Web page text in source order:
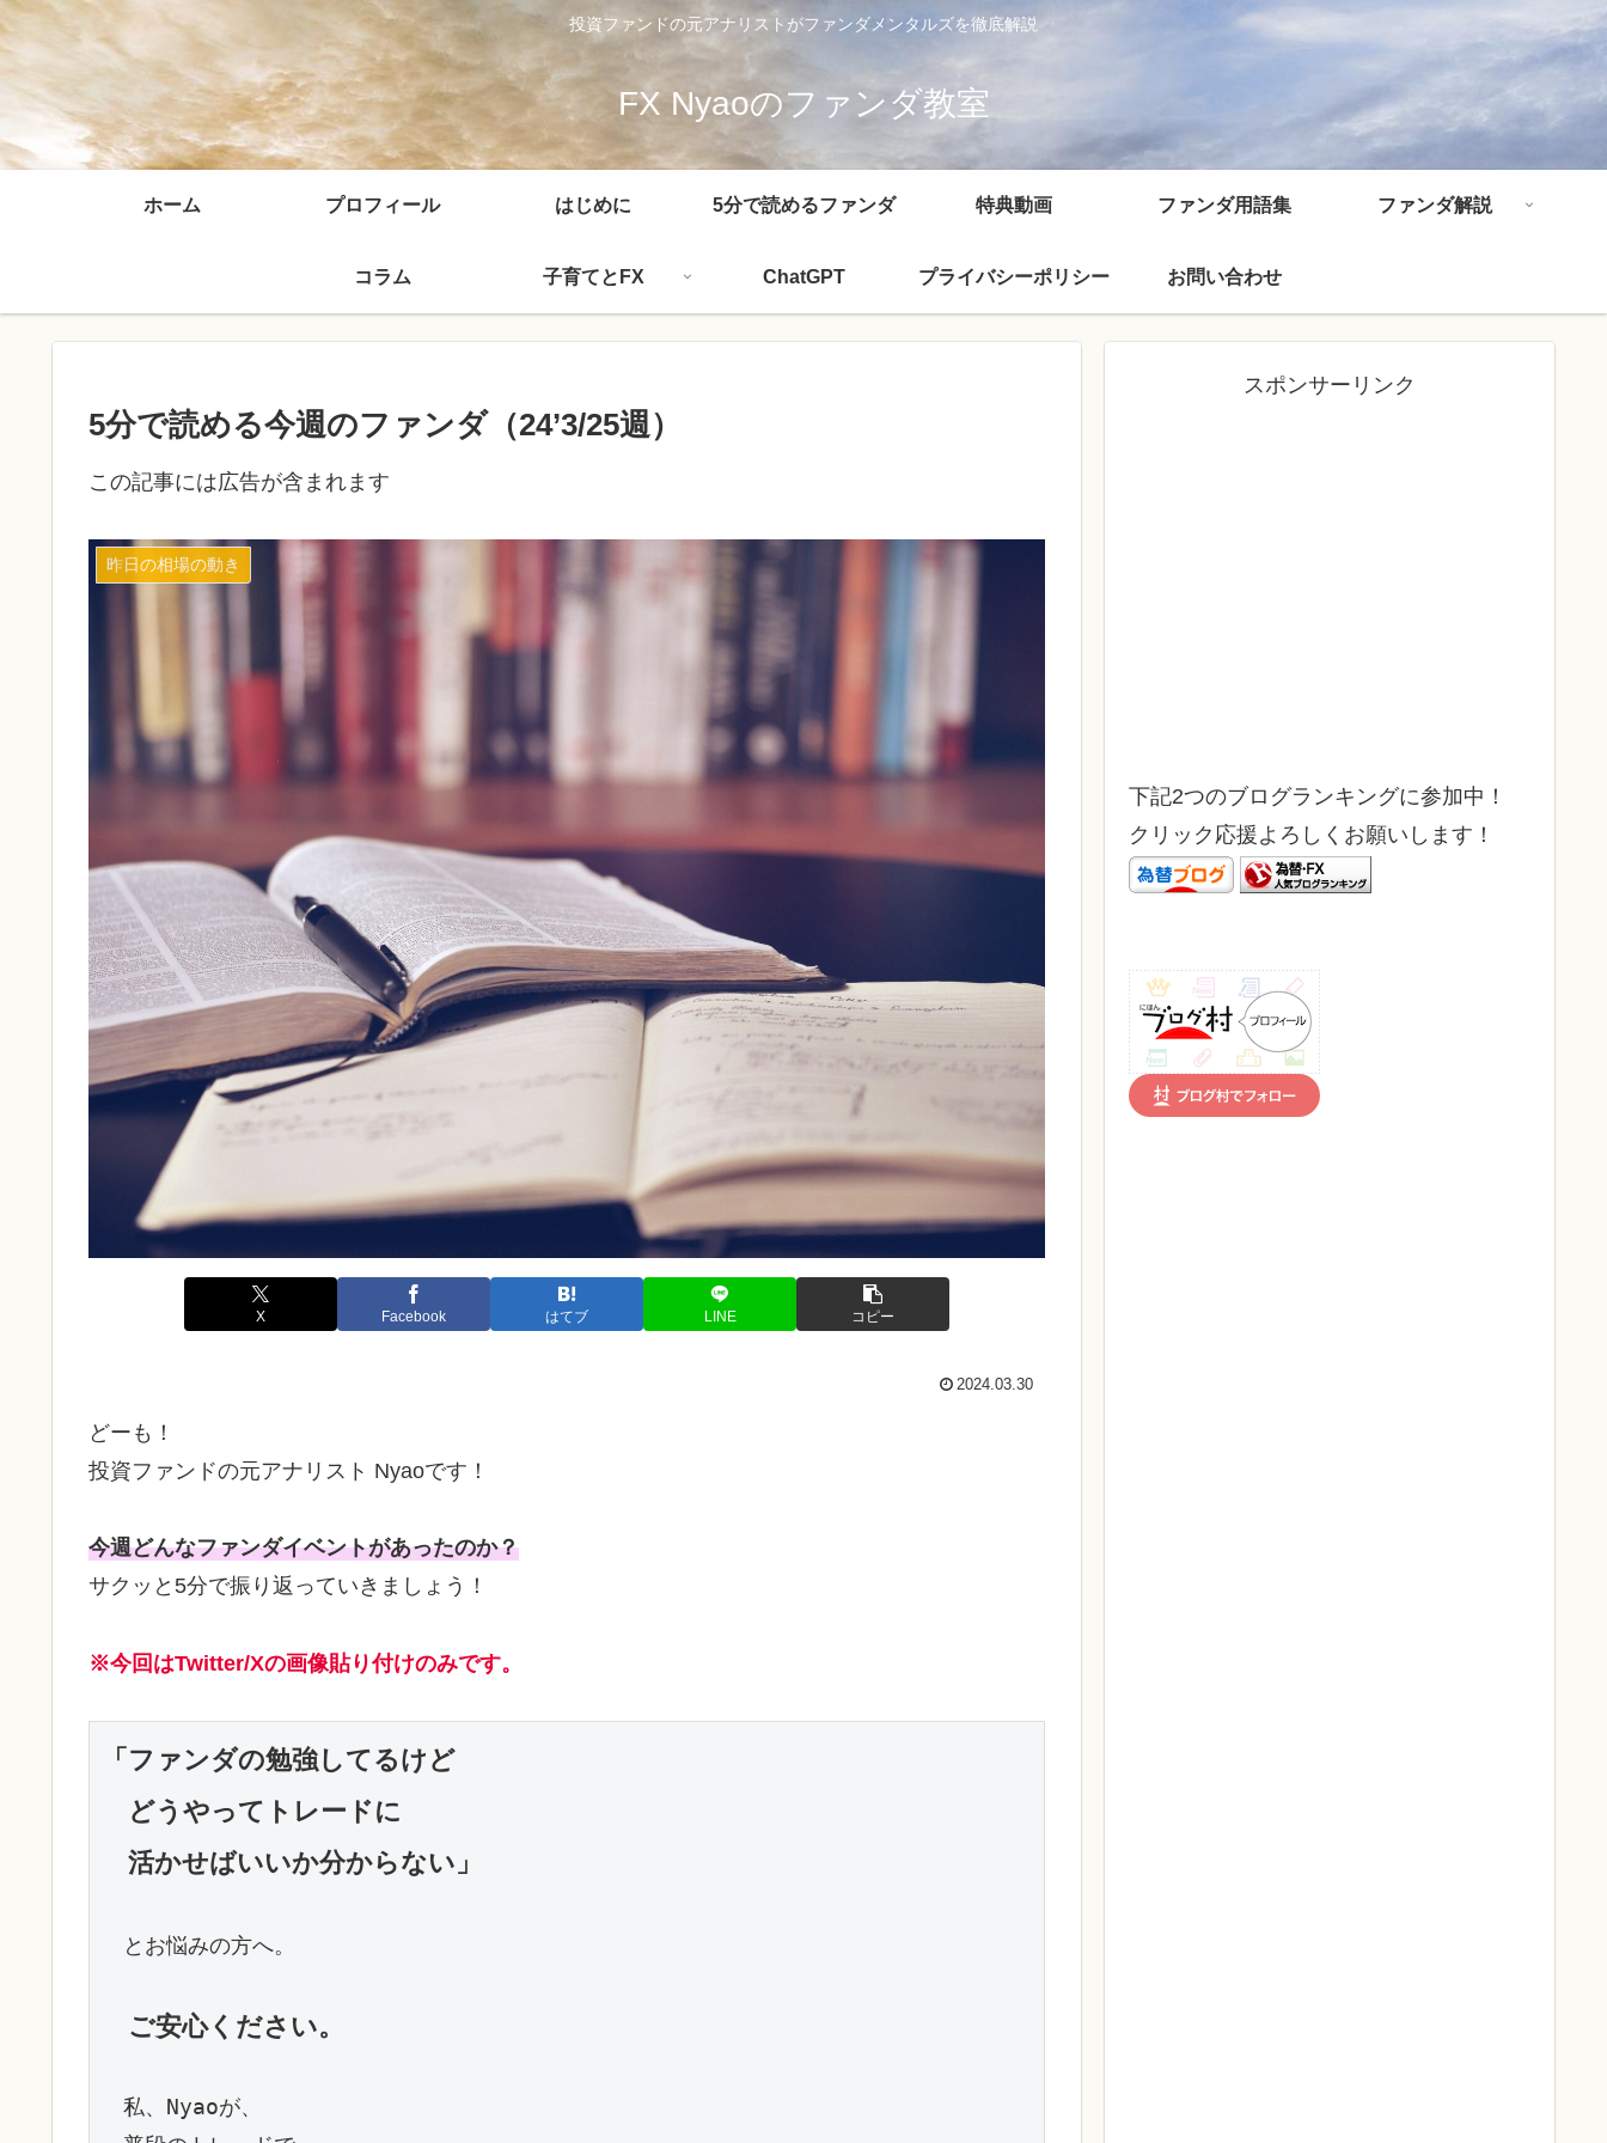
投資ファンドの元アナリストがファンダメンタルズを徹底解説
FX Nyaoのファンダ教室
ホーム プロフィール はじめに 5分で読めるファンダ 特典動画 ファンダ用語集 ファンダ解説
コラム 子育てとFX ChatGPT プライバシーポリシー お問い合わせ
5分で読める今週のファンダ（24’3/25週）
この記事には広告が含まれます
昨日の相場の動き
X Facebook はてブ LINE コピー
2024.03.30
どーも！
投資ファンドの元アナリスト Nyaoです！
今週どんなファンダイベントがあったのか？
サクッと5分で振り返っていきましょう！
※今回はTwitter/Xの画像貼り付けのみです。
「ファンダの勉強してるけど
どうやってトレードに
活かせばいいか分からない」
とお悩みの方へ。
ご安心ください。
私、Nyaoが、
スポンサーリンク
下記2つのブログランキングに参加中！
クリック応援よろしくお願いします！